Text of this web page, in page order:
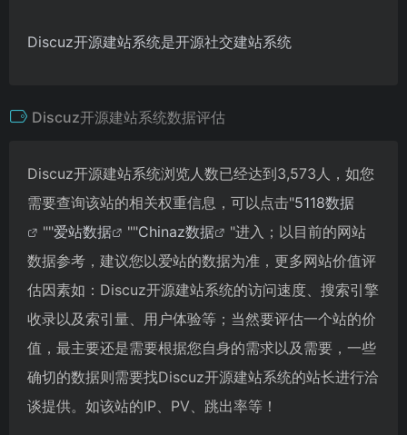
Discuz开源建站系统是开源社交建站系统
Discuz开源建站系统数据评估
Discuz开源建站系统浏览人数已经达到3,573人，如您
需要查询该站的相关权重信息，可以点击"5118数据
""爱站数据 ""Chinaz数据
"进入；以目前的网站
数据参考，建议您以爱站的数据为准，更多网站价值评
估因素如：Discuz开源建站系统的访问速度、搜索引擎
收录以及索引量、用户体验等；当然要评估一个站的价
值，最主要还是需要根据您自身的需求以及需要，一些
确切的数据则需要找Discuz开源建站系统的站长进行洽
谈提供。如该站的IP、PV、跳出率等！